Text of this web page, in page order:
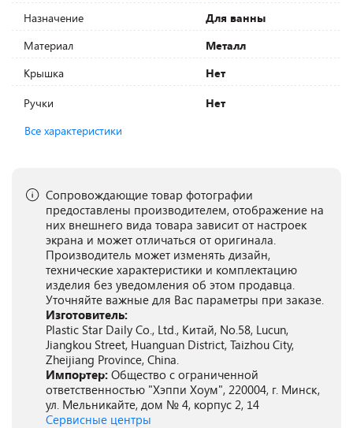
Назначение
Для ванны
Материал
Металл
Крышка
Нет
Ручки
Нет
Все характеристики
Сопровождающие товар фотографии
предоставлены производителем, отображение на
них внешнего вида товара зависит от настроек
экрана и может отличаться от оригинала.
Производитель может изменять дизайн,
технические характеристики и комплектацию
изделия без уведомления об этом продавца.
Уточняйте важные для Вас параметры при заказе.
Изготовитель:
Plastic Star Daily Co., Ltd., Китай, No.58, Lucun,
Jiangkou Street, Huanguan District, Taizhou City,
Zheijiang Province, China.
Импортер: Общество с ограниченной
ответственностью "Хэппи Хоум", 220004, г. Минск,
ул. Мельникайте, дом № 4, корпус 2, 14
Сервисные центры